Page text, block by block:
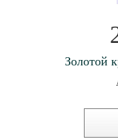
Золотой